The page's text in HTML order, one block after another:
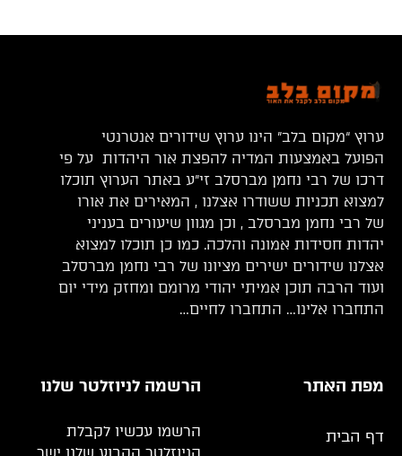
ערוץ “מקום בלב” הינו ערוץ שידורים אנטרנטי
הפועל באמצעות המדיה להפצת אור היהדות על פי
דרכו של רבי נחמן מברסלב זי”ע באתר הערוץ תוכלו
למצוא תכניות ששודרו אצלנו , המאירים את אורו
של רבי נחמן מברסלב , וכן מגוון שיעורים בעניני
יהדות חסידות אמונה והלכה. כמו כן תוכלו למצוא
אצלנו שידורים ישירים מציונו של רבי נחמן מברסלב
ועוד הרבה תוכן אמיתי יהודי מרומם ומחזק מידי יום
התחברו אלינו… התחברו לחיים…
מפת האתר
דף הבית
הרשמה לניוזלטר שלנו
הרשמו עכשיו לקבלת